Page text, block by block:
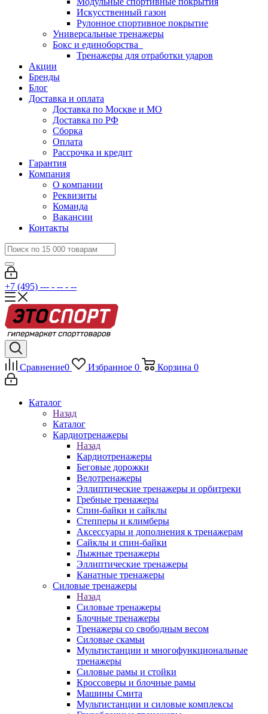
Искусственный газон
Рулонное спортивное покрытие
Универсальные тренажеры
Бокс и единоборства
Тренажеры для отработки ударов
Акции
Бренды
Блог
Доставка и оплата
Доставка по Москве и МО
Доставка по РФ
Сборка
Оплата
Рассрочка и кредит
Гарантия
Компания
О компании
Реквизиты
Команда
Вакансии
Контакты
+7 (495) --- - -- - --
Сравнение0 Избранное 0 Корзина 0
Каталог
Назад
Каталог
Кардиотренажеры
Назад
Кардиотренажеры
Беговые дорожки
Велотренажеры
Эллиптические тренажеры и орбитреки
Гребные тренажеры
Спин-байки и сайклы
Степперы и климберы
Аксессуары и дополнения к тренажерам
Сайклы и спин-байки
Лыжные тренажеры
Эллиптические тренажеры
Канатные тренажеры
Силовые тренажеры
Назад
Силовые тренажеры
Блочные тренажеры
Тренажеры со свободным весом
Силовые скамьи
Мультистанции и многофункциональные
тренажеры
Силовые рамы и стойки
Кроссоверы и блочные рамы
Машины Смита
Мультистанции и силовые комплексы